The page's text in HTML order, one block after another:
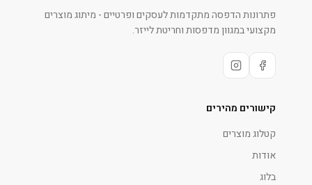
פתרונות הדפסה מתקדמות לעסקים ופרטיים - מיתוג מוצרים
מקצועי במגוון מדפסות וחריטת לייזר.
קישורים מהירים
קטלוג מוצרים
אודות
בלוג